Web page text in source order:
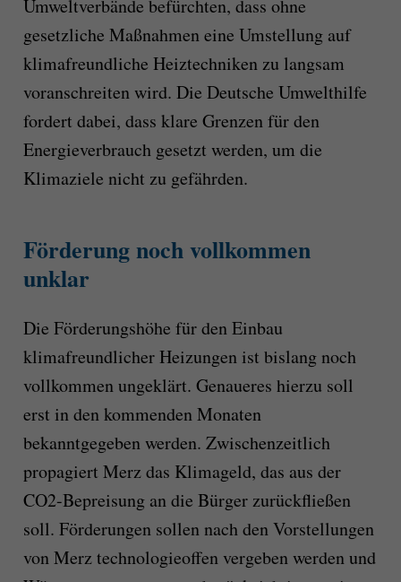
Umweltverbände befürchten, dass ohne
gesetzliche Maßnahmen eine Umstellung auf
klimafreundliche Heiztechniken zu langsam
voranschreiten wird. Die Deutsche Umwelthilfe
fordert dabei, dass klare Grenzen für den
Energieverbrauch gesetzt werden, um die
Klimaziele nicht zu gefährden.
Förderung noch vollkommen
unklar
Die Förderungshöhe für den Einbau
klimafreundlicher Heizungen ist bislang noch
vollkommen ungeklärt. Genaueres hierzu soll
erst in den kommenden Monaten
bekanntgegeben werden. Zwischenzeitlich
propagiert Merz das Klimageld, das aus der
CO2-Bepreisung an die Bürger zurückfließen
soll. Förderungen sollen nach den Vorstellungen
von Merz technologieoffen vergeben werden und